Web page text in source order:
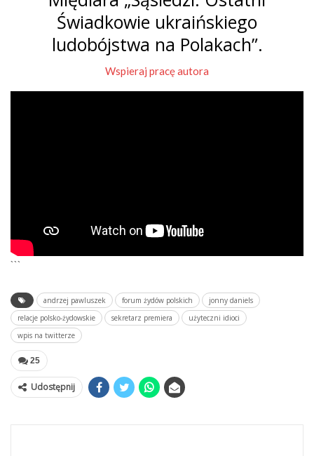
Świadkowie ukraińskiego
ludobójstwa na Polakach”.
Wspieraj pracę autora
```
andrzej pawluszek forum żydów polskich
jonny daniels
relacje polsko-żydowskie
sekretarz premiera
użyteczni idioci
wpis na twitterze
25
Udostępnij